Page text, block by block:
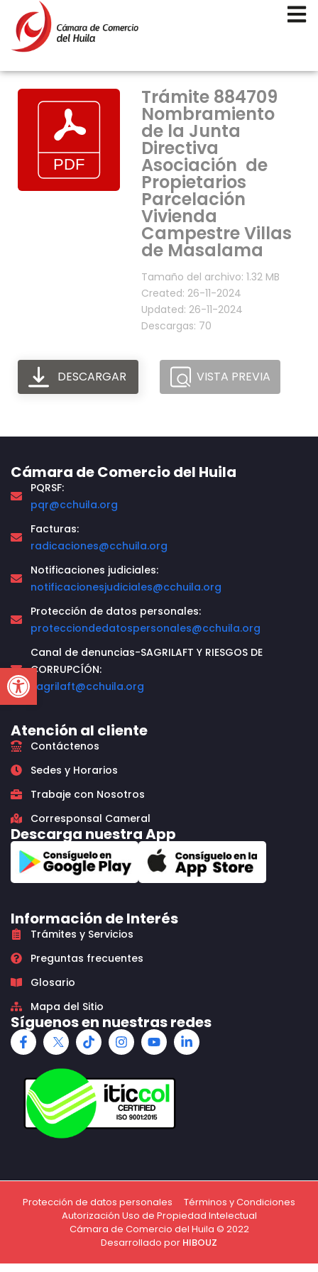
Open toolbar
Trámite 884709
Nombramiento
de la Junta
Directiva
Asociación de
Propietarios
Parcelación
Vivienda
Campestre Villas
de Masalama
Tamaño del archivo: 1.32 MB
Created: 26-11-2024
Updated: 26-11-2024
Descargas: 70
DESCARGAR VISTA PREVIA
Cámara de Comercio del Huila
PQRSF:
pqr@cchuila.org
Facturas:
radicaciones@cchuila.org
Notificaciones judiciales:
notificacionesjudiciales@cchuila.org
Protección de datos personales:
protecciondedatospersonales@cchuila.org
Canal de denuncias-SAGRILAFT Y RIESGOS DE
CORRUPCÍÓN:
sagrilaft@cchuila.org
Atención al cliente
Contáctenos
Sedes y Horarios
Trabaje con Nosotros
Corresponsal Cameral
Descarga nuestra App
Información de Interés
Trámites y Servicios
Preguntas frecuentes
Glosario
Mapa del Sitio
Síguenos en nuestras redes
Protección de datos personales
Términos y Condiciones
Autorización Uso de Propiedad Intelectual
Cámara de Comercio del Huila © 2022
Desarrollado por HIBOUZ